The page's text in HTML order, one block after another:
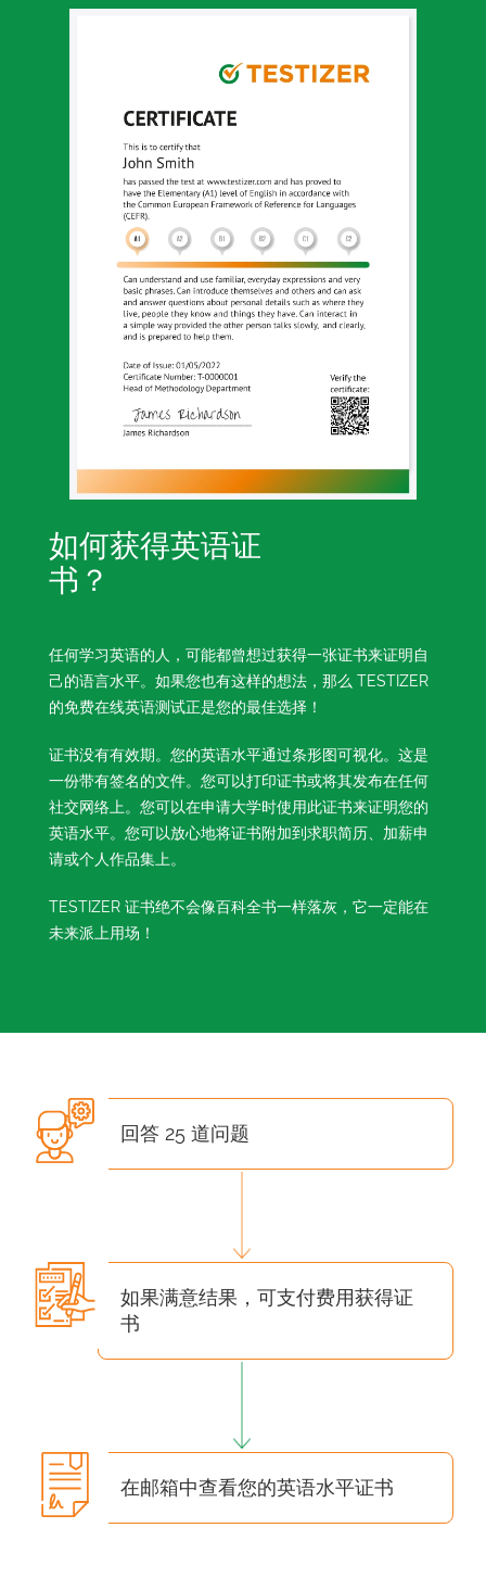
如何获得英语证
书？
任何学习英语的人，可能都曾想过获得一张证书来证明自
己的语言水平。如果您也有这样的想法，那么 TESTIZER
的免费在线英语测试正是您的最佳选择！
证书没有有效期。您的英语水平通过条形图可视化。这是
一份带有签名的文件。您可以打印证书或将其发布在任何
社交网络上。您可以在申请大学时使用此证书来证明您的
英语水平。您可以放心地将证书附加到求职简历、加薪申
请或个人作品集上。
TESTIZER 证书绝不会像百科全书一样落灰，它一定能在
未来派上用场！
回答 25 道问题
如果满意结果，可支付费用获得证
书
在邮箱中查看您的英语水平证书